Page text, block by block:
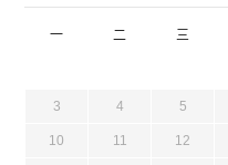
一 二 三
3 4 5
10 11 12